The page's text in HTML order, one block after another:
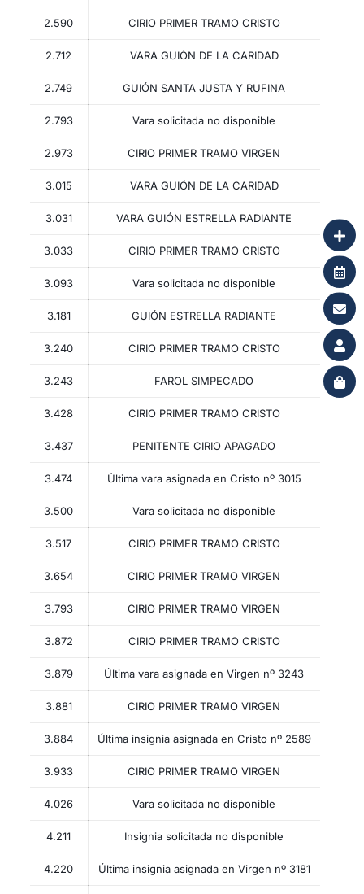
2.590 CIRIO PRIMER TRAMO CRISTO
2.712 VARA GUIÓN DE LA CARIDAD
2.749 GUIÓN SANTA JUSTA Y RUFINA
2.793 Vara solicitada no disponible
2.973 CIRIO PRIMER TRAMO VIRGEN
3.015 VARA GUIÓN DE LA CARIDAD
3.031 VARA GUIÓN ESTRELLA RADIANTE
3.033 CIRIO PRIMER TRAMO CRISTO
3.093 Vara solicitada no disponible
3.181 GUIÓN ESTRELLA RADIANTE
3.240 CIRIO PRIMER TRAMO CRISTO
3.243 FAROL SIMPECADO
3.428 CIRIO PRIMER TRAMO CRISTO
3.437 PENITENTE CIRIO APAGADO
3.474 Última vara asignada en Cristo nº 3015
3.500 Vara solicitada no disponible
3.517 CIRIO PRIMER TRAMO CRISTO
3.654 CIRIO PRIMER TRAMO VIRGEN
3.793 CIRIO PRIMER TRAMO VIRGEN
3.872 CIRIO PRIMER TRAMO CRISTO
3.879 Última vara asignada en Virgen nº 3243
3.881 CIRIO PRIMER TRAMO VIRGEN
3.884 Última insignia asignada en Cristo nº 2589
3.933 CIRIO PRIMER TRAMO VIRGEN
4.026 Vara solicitada no disponible
4.211 Insignia solicitada no disponible
4.220 Última insignia asignada en Virgen nº 3181